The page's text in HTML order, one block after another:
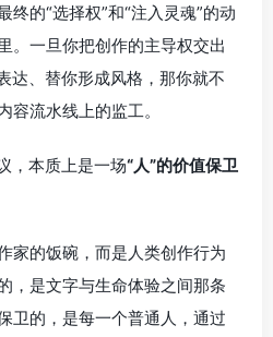
终的“选择权”和“注入灵魂”的动
。一旦你把创作的主导权交出
达、替你形成风格，那你就不
容流水线上的监工。
，本质上是一场“人”的价值保卫
家的饭碗，而是人类创作行为
，是文字与生命体验之间那条
卫的，是每一个普通人，通过